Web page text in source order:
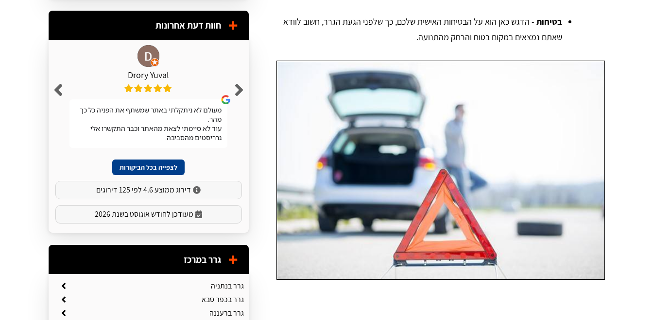
בטיחות - הדגש כאן הוא על הבטיחות האישית שלכם, כך שלפני הגעת הגרר, חשוב לוודא
שאתם נמצאים במקום בטוח והרחק מהתנועה.
חוות דעת אחרונות
Drory Yuval
מעולם לא ניתקלתי באתר שמשתף את הפניה כל כך
מהר.
עוד לא סיימתי לצאת מהאתר וכבר התקשרו אלי
גרריסטים מהסביבה.
Shuky Persky
שרות מעולה. מהיר
לצפייה בכל הביקורות
דירוג ממוצע 4.6 לפי 125 דירוגים
מעודכן לחודש אוגוסט בשנת 2026
גרר במרכז
גרר בנתניה
גרר בכפר סבא
גרר ברעננה